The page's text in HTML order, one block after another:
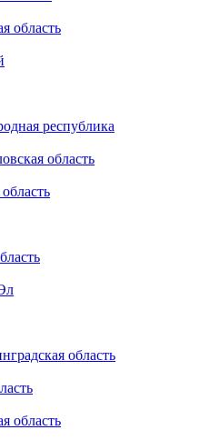
область
республика
область
область
область